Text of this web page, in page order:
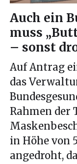
Auch ein
muss
– sonst
Auf Antrag
das
Rahmen der
in Höhe von
angedroht,